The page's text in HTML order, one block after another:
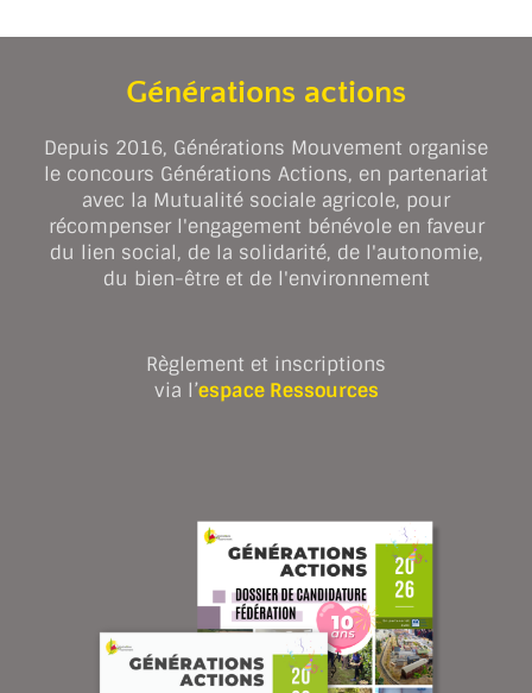
Générations actions
Depuis 2016, Générations Mouvement organise
le concours Générations Actions, en partenariat
avec la Mutualité sociale agricole, pour
récompenser l'engagement bénévole en faveur
du lien social, de la solidarité, de l'autonomie,
du bien-être et de l'environnement
Règlement et inscriptions
via l’espace Ressources